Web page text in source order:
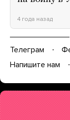
4 года назад
Телеграм
Напишите нам